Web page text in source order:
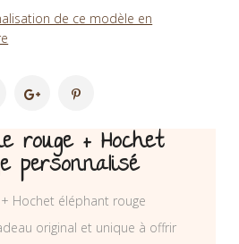
de ce modèle en
rouge + Hochet
personnalisé
Hochet éléphant rouge
original et unique à offrir